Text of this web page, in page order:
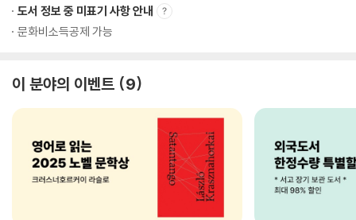
도서 정보 중 미표기 사항 안내
문화비소득공제 가능
이 분야의 이벤트 9